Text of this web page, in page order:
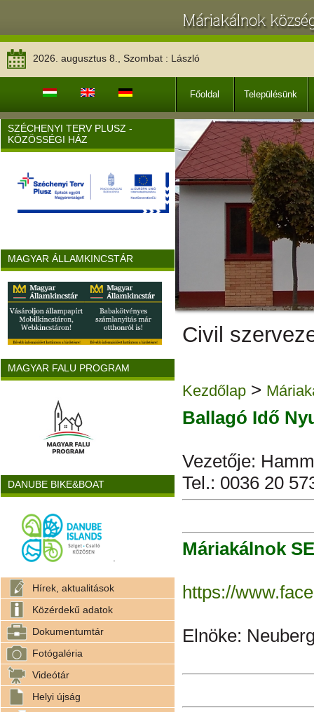
2026. augusztus 8., Szombat : László
Főoldal Településünk
SZÉCHENYI TERV PLUSZ -
KÖZÖSSÉGI HÁZ
MAGYAR ÁLLAMKINCSTÁR
MAGYAR FALU PROGRAM
DANUBE BIKE&BOAT
Hírek, aktualitások
Közérdekű adatok
Dokumentumtár
Fotógaléria
Videótár
Helyi újság
Civil
Kezdőlap >
Ballagó Idő
Vezetője:
Tel.: 0036 20
Máriakálnok SE
https://
Elnöke: